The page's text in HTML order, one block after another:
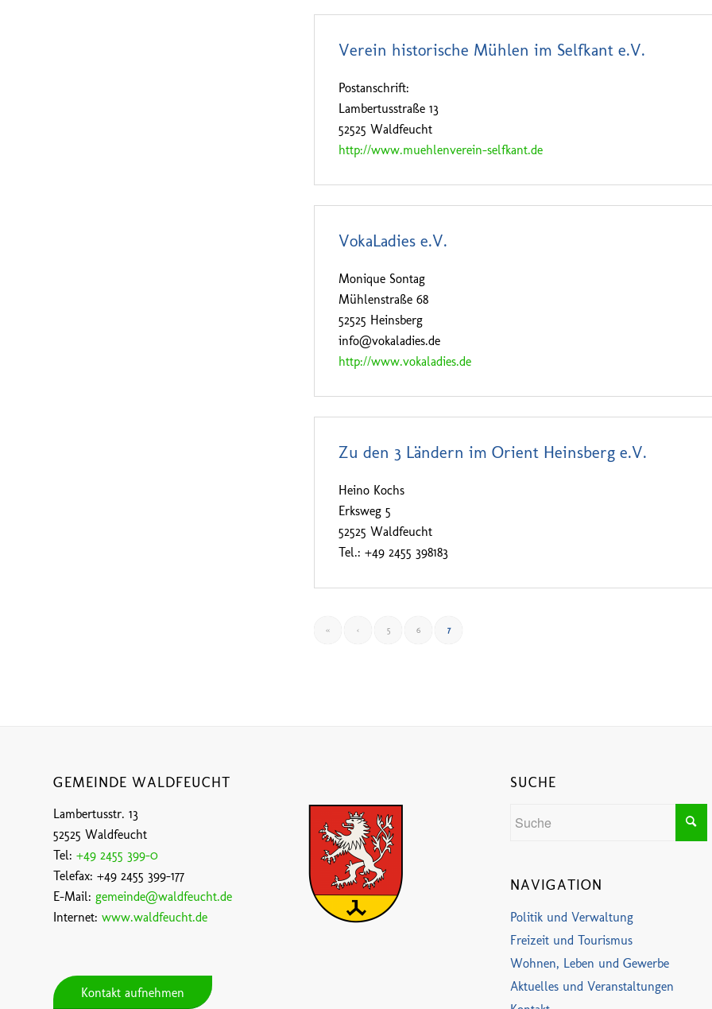
Verein historische Mühlen im Selfkant e.V.
Postanschrift:
Lambertusstraße 13
52525 Waldfeucht
http://www.muehlenverein-selfkant.de
VokaLadies e.V.
Monique Sontag
Mühlenstraße 68
52525 Heinsberg
info@vokaladies.de
http://www.vokaladies.de
Zu den 3 Ländern im Orient Heinsberg e.V.
Heino Kochs
Erksweg 5
52525 Waldfeucht
Tel.: +49 2455 398183
« ‹ 5 6 7
GEMEINDE WALDFEUCHT
Lambertusstr. 13
52525 Waldfeucht
Tel: +49 2455 399-0
Telefax: +49 2455 399-177
E-Mail: gemeinde@waldfeucht.de
Internet: www.waldfeucht.de
Kontakt aufnehmen
SUCHE
NAVIGATION
Politik und Verwaltung
Freizeit und Tourismus
Wohnen, Leben und Gewerbe
Aktuelles und Veranstaltungen